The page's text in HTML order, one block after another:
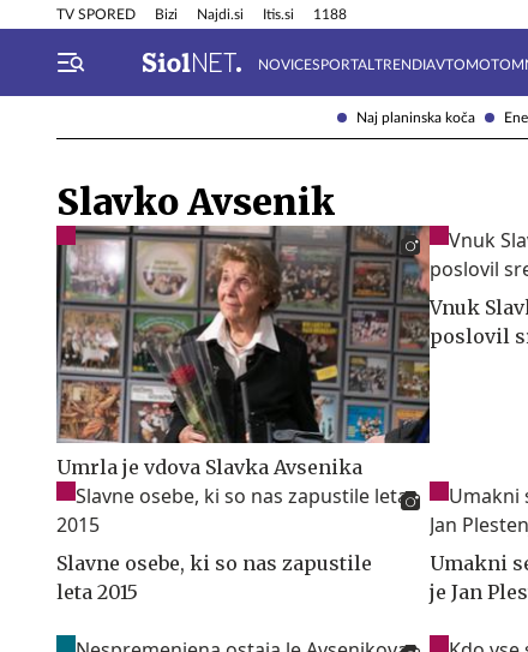
Naj planinska koča
TV SPORED Bizi Najdi.si Itis.si 1188
NOVICESPORTAL TRENDIAVTOMOTO
Info in obvestila Tehnik
Slavko Avsenik
Umrla je vdova Slavka Avsenika
Vnuk
poslovil
Slavne osebe, ki so nas zapustile
leta 2015
Umakni
je Jan